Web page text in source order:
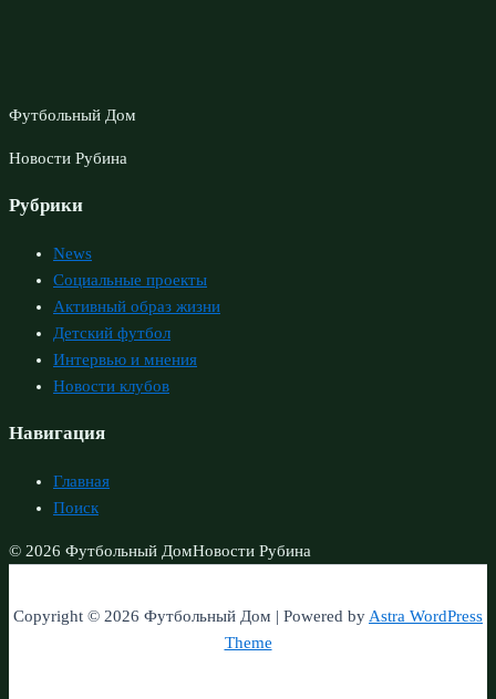
Футбольный Дом
Новости Рубина
Рубрики
News
Социальные проекты
Активный образ жизни
Детский футбол
Интервью и мнения
Новости клубов
Навигация
Главная
Поиск
© 2026 Футбольный ДомНовости Рубина
Copyright © 2026 Футбольный Дом | Powered byAstra WordPress
Theme